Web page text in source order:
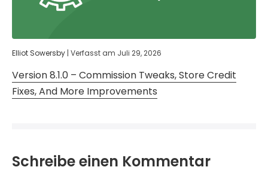
Elliot Sowersby | Verfasst am Juli 29, 2026
Version 8.1.0 – Commission Tweaks, Store Credit
Fixes, And More Improvements
Schreibe einen Kommentar